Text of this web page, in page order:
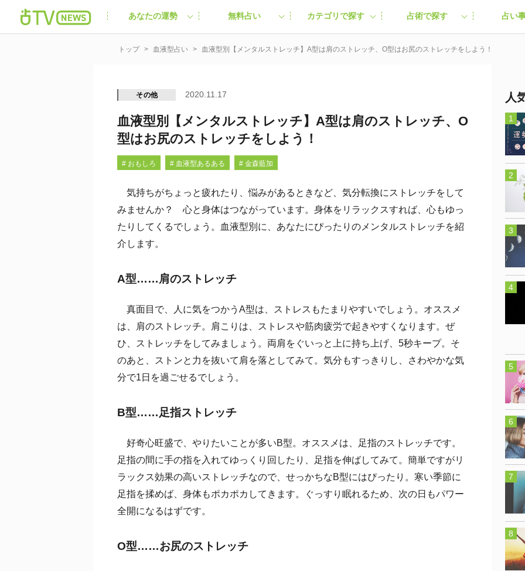
あなたの運勢 無料占い カテゴリで探す 占術で探す 占い
その他 2020.11.17
血液型別【メンタルストレッチ】A型は肩のストレッチ、O
型はお尻のストレッチをしよう！
# おもしろ # 血液型あるある # 金森藍加
気持ちがちょっと疲れたり、悩みがあるときなど、気分転換にストレッチをして
みませんか？ 心と身体はつながっています。身体をリラックスすれば、心もゆっ
たりしてくるでしょう。血液型別に、あなたにぴったりのメンタルストレッチを紹
介します。
A型……肩のストレッチ
真面目で、人に気をつかうA型は、ストレスもたまりやすいでしょう。オススメ
は、肩のストレッチ。肩こりは、ストレスや筋肉疲労で起きやすくなります。ぜ
ひ、ストレッチをしてみましょう。両肩をぐいっと上に持ち上げ、5秒キープ。そ
のあと、ストンと力を抜いて肩を落としてみて。気分もすっきりし、さわやかな気
分で1日を過ごせるでしょう。
B型……足指ストレッチ
好奇心旺盛で、やりたいことが多いB型。オススメは、足指のストレッチです。
足指の間に手の指を入れてゆっくり回したり、足指を伸ばしてみて。簡単ですがリ
ラックス効果の高いストレッチなので、せっかちなB型にはぴったり。寒い季節に
足指を揉めば、身体もポカポカしてきます。ぐっすり眠れるため、次の日もパワー
全開になるはずです。
O型……お尻のストレッチ
人
トップ 血液型占い 血液型別【メンタルストレッチ】A型は肩のストレッチ、O型はお尻のストレッチをしよう！